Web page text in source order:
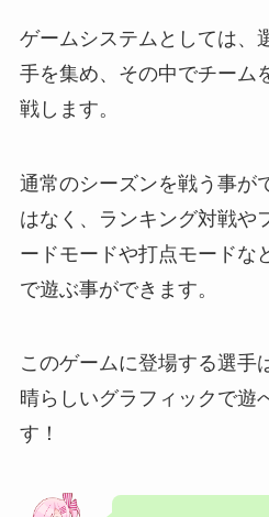
ゲームシステムとしては、
手を集め、その中でチーム
戦します。
通常のシーズンを戦う事が
はなく、ランキング対戦や
ードモードや打点モードな
で遊ぶ事ができます。
このゲームに登場する選手
晴らしいグラフィックで遊
す！